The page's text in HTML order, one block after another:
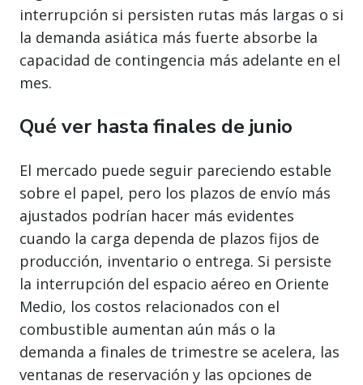
interrupción si persisten rutas más largas o si
la demanda asiática más fuerte absorbe la
capacidad de contingencia más adelante en el
mes.
Qué ver hasta finales de junio
El mercado puede seguir pareciendo estable
sobre el papel, pero los plazos de envío más
ajustados podrían hacer más evidentes
cuando la carga dependa de plazos fijos de
producción, inventario o entrega. Si persiste
la interrupción del espacio aéreo en Oriente
Medio, los costos relacionados con el
combustible aumentan aún más o la
demanda a finales de trimestre se acelera, las
ventanas de reservación y las opciones de